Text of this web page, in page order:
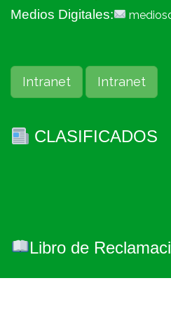
Medios Digitales:
Intranet Intranet
CLASIFICADOS
Libro de